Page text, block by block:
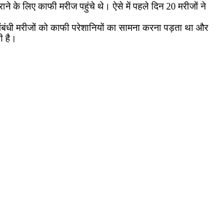
के लिए काफी मरीज पहुंचे थे। ऐसे में पहले दिन 20 मरीजों ने
मरीजों को काफी परेशानियों का सामना करना पड़ता था और
है।